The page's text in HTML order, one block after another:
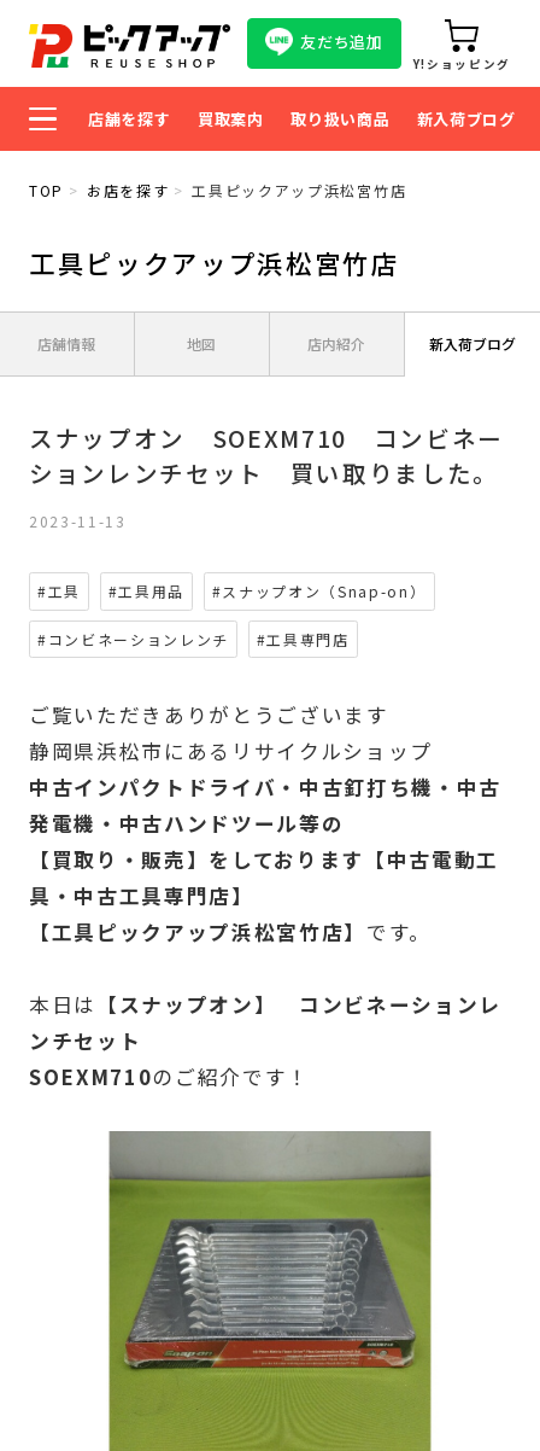
友だち追加
Y!ショッピング
店舗を探す 買取案内 取り扱い商品 新入荷ブログ
TOP お店を探す 工具ピックアップ浜松宮竹店
工具ピックアップ浜松宮竹店
店舗情報 地図 店内紹介 新入荷ブログ
スナップオン SOEXM710 コンビネー
ションレンチセット 買い取りました。
2023-11-13
#工具 #工具用品 #スナップオン（Snap-on）
#コンビネーションレンチ #工具専門店
ご覧いただきありがとうございます
静岡県浜松市にあるリサイクルショップ
中古インパクトドライバ・中古釘打ち機・中古
発電機・中古ハンドツール等の
【買取り・販売】をしております【中古電動工
具・中古工具専門店】
【工具ピックアップ浜松宮竹店】 です。
本日は 【スナップオン】 コンビネーションレ
ンチセット
SOEXM710のご紹介です！